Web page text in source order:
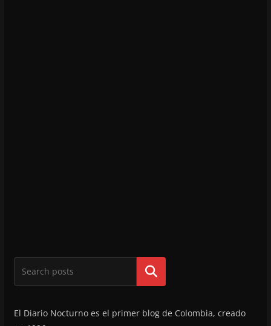
Buscar
El Diario Nocturno es el primer blog de Colombia, creado